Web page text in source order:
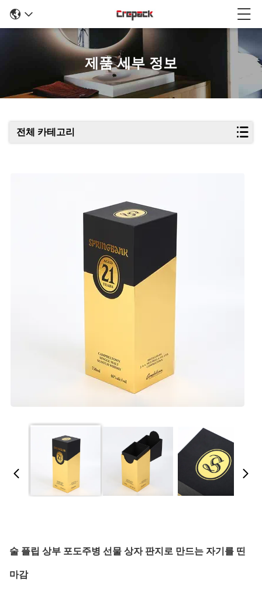
제품 세부 정보
전체 카테고리
술 플립 상부 포도주병 선물 상자 판지로 만드는 자기를 띤
마감